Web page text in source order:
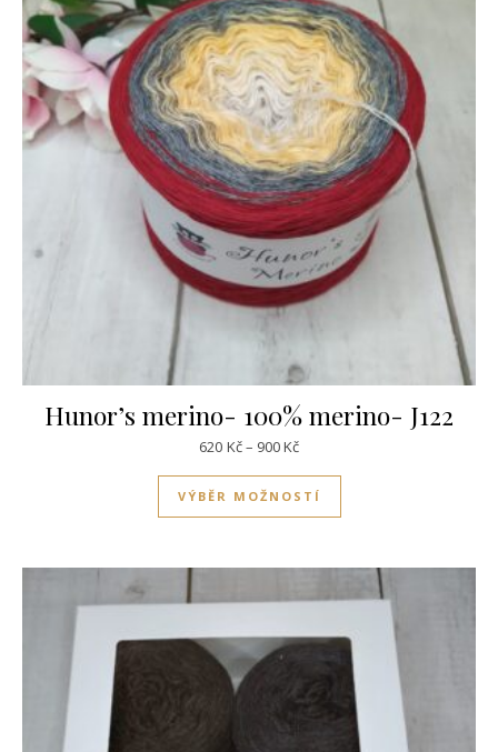
Hunor’s merino- 100% merino- J122
620 Kč– 900KčRozpětí cen: 620Kč až 900Kč
VÝBĚR MOŽNOSTÍ